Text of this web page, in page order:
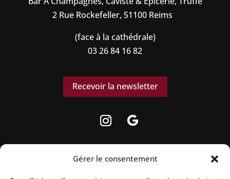
Gérer le consentement
2 Rue Rockefeller, 51100 Reims
(face à la cathédrale)
03 26 84 16 82
Recevoir la newsletter